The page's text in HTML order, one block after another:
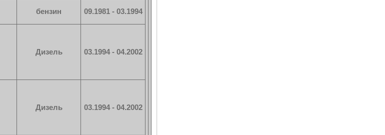
бензин 09.1981 - 03.1994
Дизель 03.1994 - 04.2002
Дизель 03.1994 - 04.2002